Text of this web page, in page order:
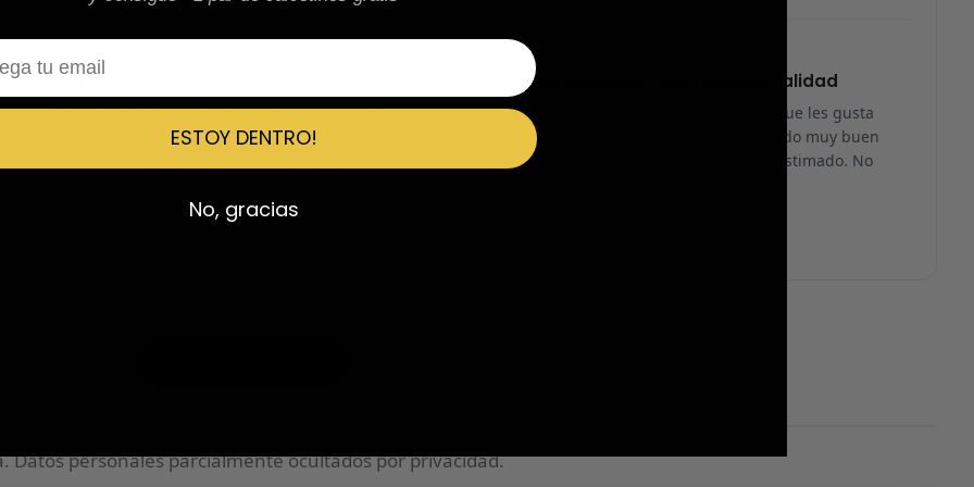
★ ★ ★ ★ ★
Confiables al 100%
Calidad brutal, zapatillas impolutas sin ningún
rasguño, la caja nítida y con calcetines de regalo. El
★
Lo recomiendo 100% máxima calidad
Es una página fiable… no soy de las que les gusta
pagar antes de recibir, pero he recibido muy buen
trato y me han llegado en el tiempo estimado. No
personales parcialmente ocultados por privacidad.
ESTOY DENTRO!
No, gracias